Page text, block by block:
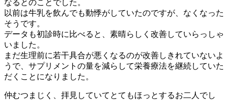
なるとのことでした。
以前は牛乳を飲んでも動悸がしていたのですが、なくなった
そうです。
データも初診時に比べると、素晴らしく改善していらっしゃ
いました。
まだ生理前に若干具合が悪くなるのが改善しきれていないよ
うで、サプリメントの量を減らして栄養療法を継続していた
だくことになりました。
仲むつまじく、拝見していてとてもほっとするお二人でし